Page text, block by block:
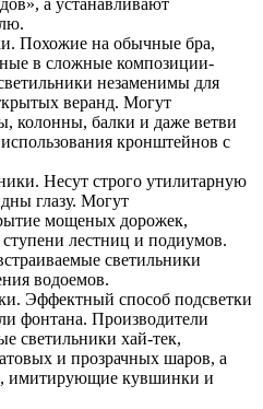
а устанавливают
Похожие на обычные бра,
в сложные композиции-
незаменимы для
веранд. Могут
колонны, балки и даже ветви
кронштейнов с
Несут строго утилитарную
глазу. Могут
мощеных дорожек,
лестниц и подиумов.
светильники
водоемов.
Эффектный способ подсветки
фонтана. Производители
светильники хай-тек,
и прозрачных шаров, а
имитирующие кувшинки и